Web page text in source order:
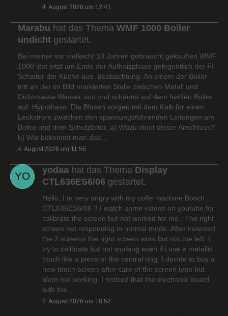
4. August 2026 um 12:41
Marabu hat das Thema WMF 1000 Boiler
undicht gestartet.
Bei meiner vor vielleicht 10 Jahren gebraucht gekauften WMF
1000 löst jetzt am Ende der Aufheizphase gelegentlich der FI
Schalter der Küche aus. Beobachtung: An einem der Boiler
tritt an der im Bild markierten Stelle zwischen Metall und
Dichtmasse Wasser aus und schäumt auf dem heißen Boiler
auf. Hypothese: Die Blasen sorgen mit dem Kalk für einen
Leckstrom zwischen den spannungsführenden Leitungen am
Boiler und dem Schutzleiter. a) Wozu dient dieser Anschluss?
b) Wie bekommt man das…
4. August 2026 um 11:56
yodaa hat das Thema Display
CTL636ES6/06 gestartet.
Hello, I m very angry with my coffe machine Bosch
CTL636ES6/06 !! I watch some videos on youtube for
calibrate the screen but not worked for me.. The right
screen not responding in normal mode. After inversed
the 2 screens the right screen work but not the left. I
try to calibrate but not working even if i use a metallic
touch like a piece or the central ring. I decide to buy a
new touch screen after care of the screen type but
idem not working. I noticed that the electronic board
with the…
2. August 2026 um 18:52